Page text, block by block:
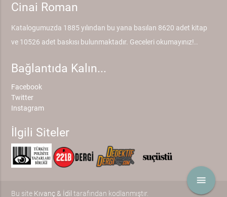
menu
Cinai Roman
Katalogumuzda 1885 yılından bu yana basılan 8620 adet kitap
ve 10526 adet baskısı bulunmaktadır. Geceleri okumayınız!..
Bağlantıda Kalın...
Facebook
Twitter
Instagram
İlgili Siteler
Bu site Kıvanç & İdil tarafından kodlanmıştır.